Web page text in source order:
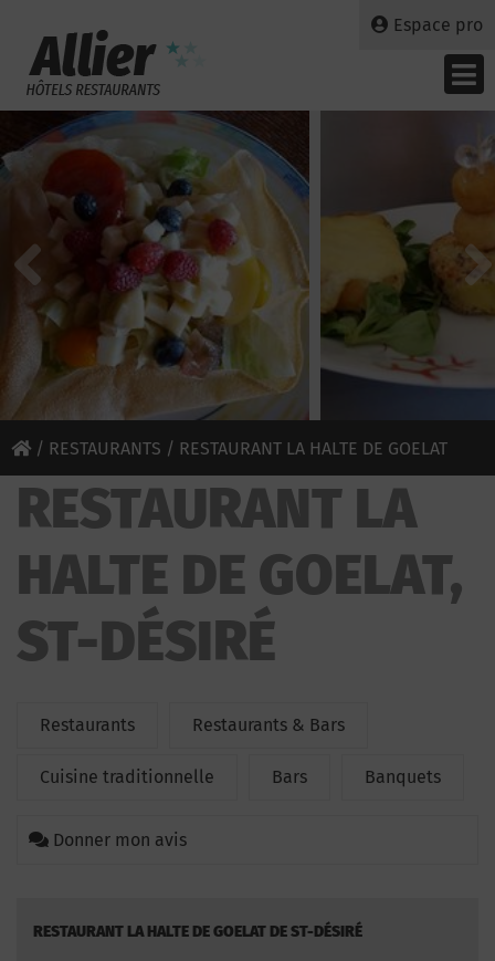
Espace pro
/ RESTAURANTS / RESTAURANT LA HALTE DE GOELAT
RESTAURANT LA
HALTE DE GOELAT,
ST-DÉSIRÉ
Restaurants Restaurants & Bars
Cuisine traditionnelle Bars Banquets
Donner mon avis
RESTAURANT LA HALTE DE GOELAT DE ST-DÉSIRÉ